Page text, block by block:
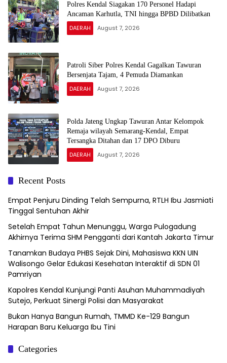
Polres Kendal Siagakan 170 Personel Hadapi
Ancaman Karhutla, TNI hingga BPBD Dilibatkan
DAERAH August 7, 2026
Patroli Siber Polres Kendal Gagalkan Tawuran
Bersenjata Tajam, 4 Pemuda Diamankan
DAERAH August 7, 2026
Polda Jateng Ungkap Tawuran Antar Kelompok
Remaja wilayah Semarang-Kendal, Empat
Tersangka Ditahan dan 17 DPO Diburu
DAERAH August 7, 2026
Recent Posts
Empat Penjuru Dinding Telah Sempurna, RTLH Ibu Jasmiati
Tinggal Sentuhan Akhir
Setelah Empat Tahun Menunggu, Warga Pulogadung
Akhirnya Terima SHM Pengganti dari Kantah Jakarta Timur
Tanamkan Budaya PHBS Sejak Dini, Mahasiswa KKN UIN
Walisongo Gelar Edukasi Kesehatan Interaktif di SDN 01
Pamriyan
Kapolres Kendal Kunjungi Panti Asuhan Muhammadiyah
Sutejo, Perkuat Sinergi Polisi dan Masyarakat
Bukan Hanya Bangun Rumah, TMMD Ke-129 Bangun
Harapan Baru Keluarga Ibu Tini
Categories